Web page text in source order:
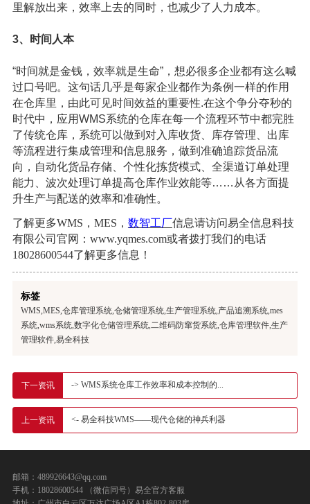
里解放出来，效率上去的同时，也减少了人力成本。
3、时间人本
“时间就是金钱，效率就是生命”，想必很多企业都有这么喊
过口号吧。这句话几乎是每家企业都作为条例一样的作用
在仓库里，由此可见时间效益的重要性.在这个争分夺秒的
时代中，应用WMS系统的仓库在每一个流程环节中都完胜
了传统仓库，系统可以做到对入库收货、库存管理、出库
等流程进行集成管理和信息服务，做到准确追踪货品流
向，自动化货品存储、个性化拣货模式、全渠道订单处理
能力、波次处理订单提高仓库作业效能等……从各方面提
升生产与配送的效率和准确性。
了解更多WMS，MES， 数智工厂信息请访问易全信息科技
有限公司官网： www.yqmes.com或者拨打我们的电话
18028600544了解更多信息！
标签
WMS,MES,仓库管理系统,仓储管理系统,生产管理系统,产品追溯系统,mes
系统,wms系统,数字化仓储管理系统,二维码防窜货系统,仓库管理软件,生产
管理软件,易全科技
下一资讯 -> WMS系统仓库工作效率和成本控制的...
上一资讯 <- 易全科技WMS——现代仓储的神兵利器
邮箱：489926643@qq.com
手机：18028600544 （微信同号）易全官方客服